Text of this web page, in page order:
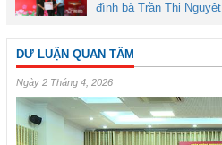
đình bà Trần Thị Nguyệt
DƯ LUẬN QUAN TÂM
Ngày 2 Tháng 4, 2026